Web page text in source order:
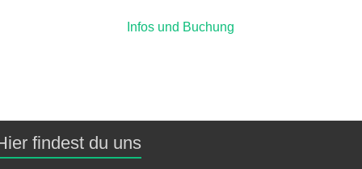
Infos und Buchung
findest du uns